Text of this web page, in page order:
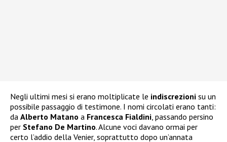
Negli ultimi mesi si erano moltiplicate le indiscrezioni su un
possibile passaggio di testimone. I nomi circolati erano tanti:
da Alberto Matano a Francesca Fialdini, passando persino
per Stefano De Martino. Alcune voci davano ormai per
certo l’addio della Venier, soprattutto dopo un’annata